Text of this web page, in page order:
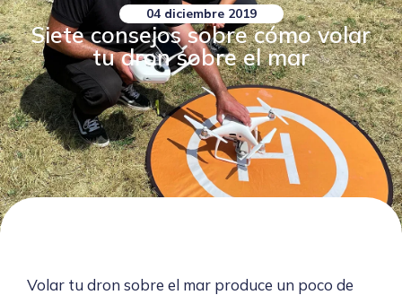
04 diciembre 2019
Siete consejos sobre cómo volar
tu dron sobre el mar
Volar tu dron sobre el mar produce un poco de